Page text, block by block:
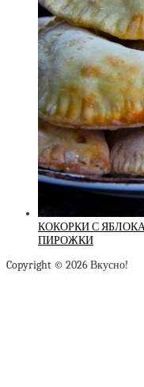
КОКОРКИ С
ПИРОЖКИ
Copyright © 2026 Вкусно!